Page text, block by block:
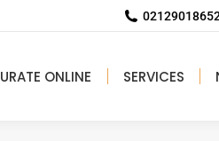
ONLINE SERVICES